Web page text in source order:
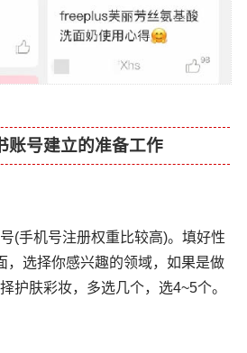
账号建立的准备工作
(手机号注册权重比较高)。填好性
，选择你感兴趣的领域，如果是做
护肤彩妆，多选几个，选4~5个。